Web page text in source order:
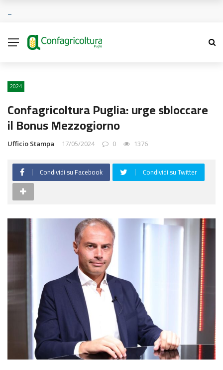
2024
Confagricoltura Puglia: urge sbloccare
il Bonus Mezzogiorno
Ufficio Stampa 17/05/2024 0 1376
Condividi su Facebook Condividi su Twitter